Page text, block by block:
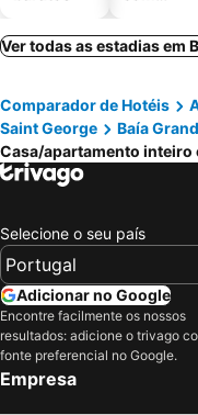
Ver todas as estadias em
Comparador de Hotéis
Saint George
Baía
Casa/apartamento inteiro
Selecione o seu país
Adicionar no Google
Encontre facilmente os nossos
resultados: adicione o trivago
fonte preferencial no Google.
Empresa